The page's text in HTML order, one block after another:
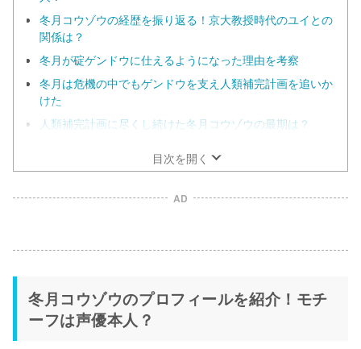
冬月コウゾウの経歴を振り返る！京大教授時代のユイとの
関係は？
冬月が碇ゲンドウに仕えるようになった理由を考察
冬月は危機の中でもゲンドウを支え人類補完計画を追いか
けた
人類補完計画に尽くし続けた冬月コウゾウの最期は？
目次を開く
AD
冬月コウゾウのプロフィールを紹介！モチ
ーフは声優本人？